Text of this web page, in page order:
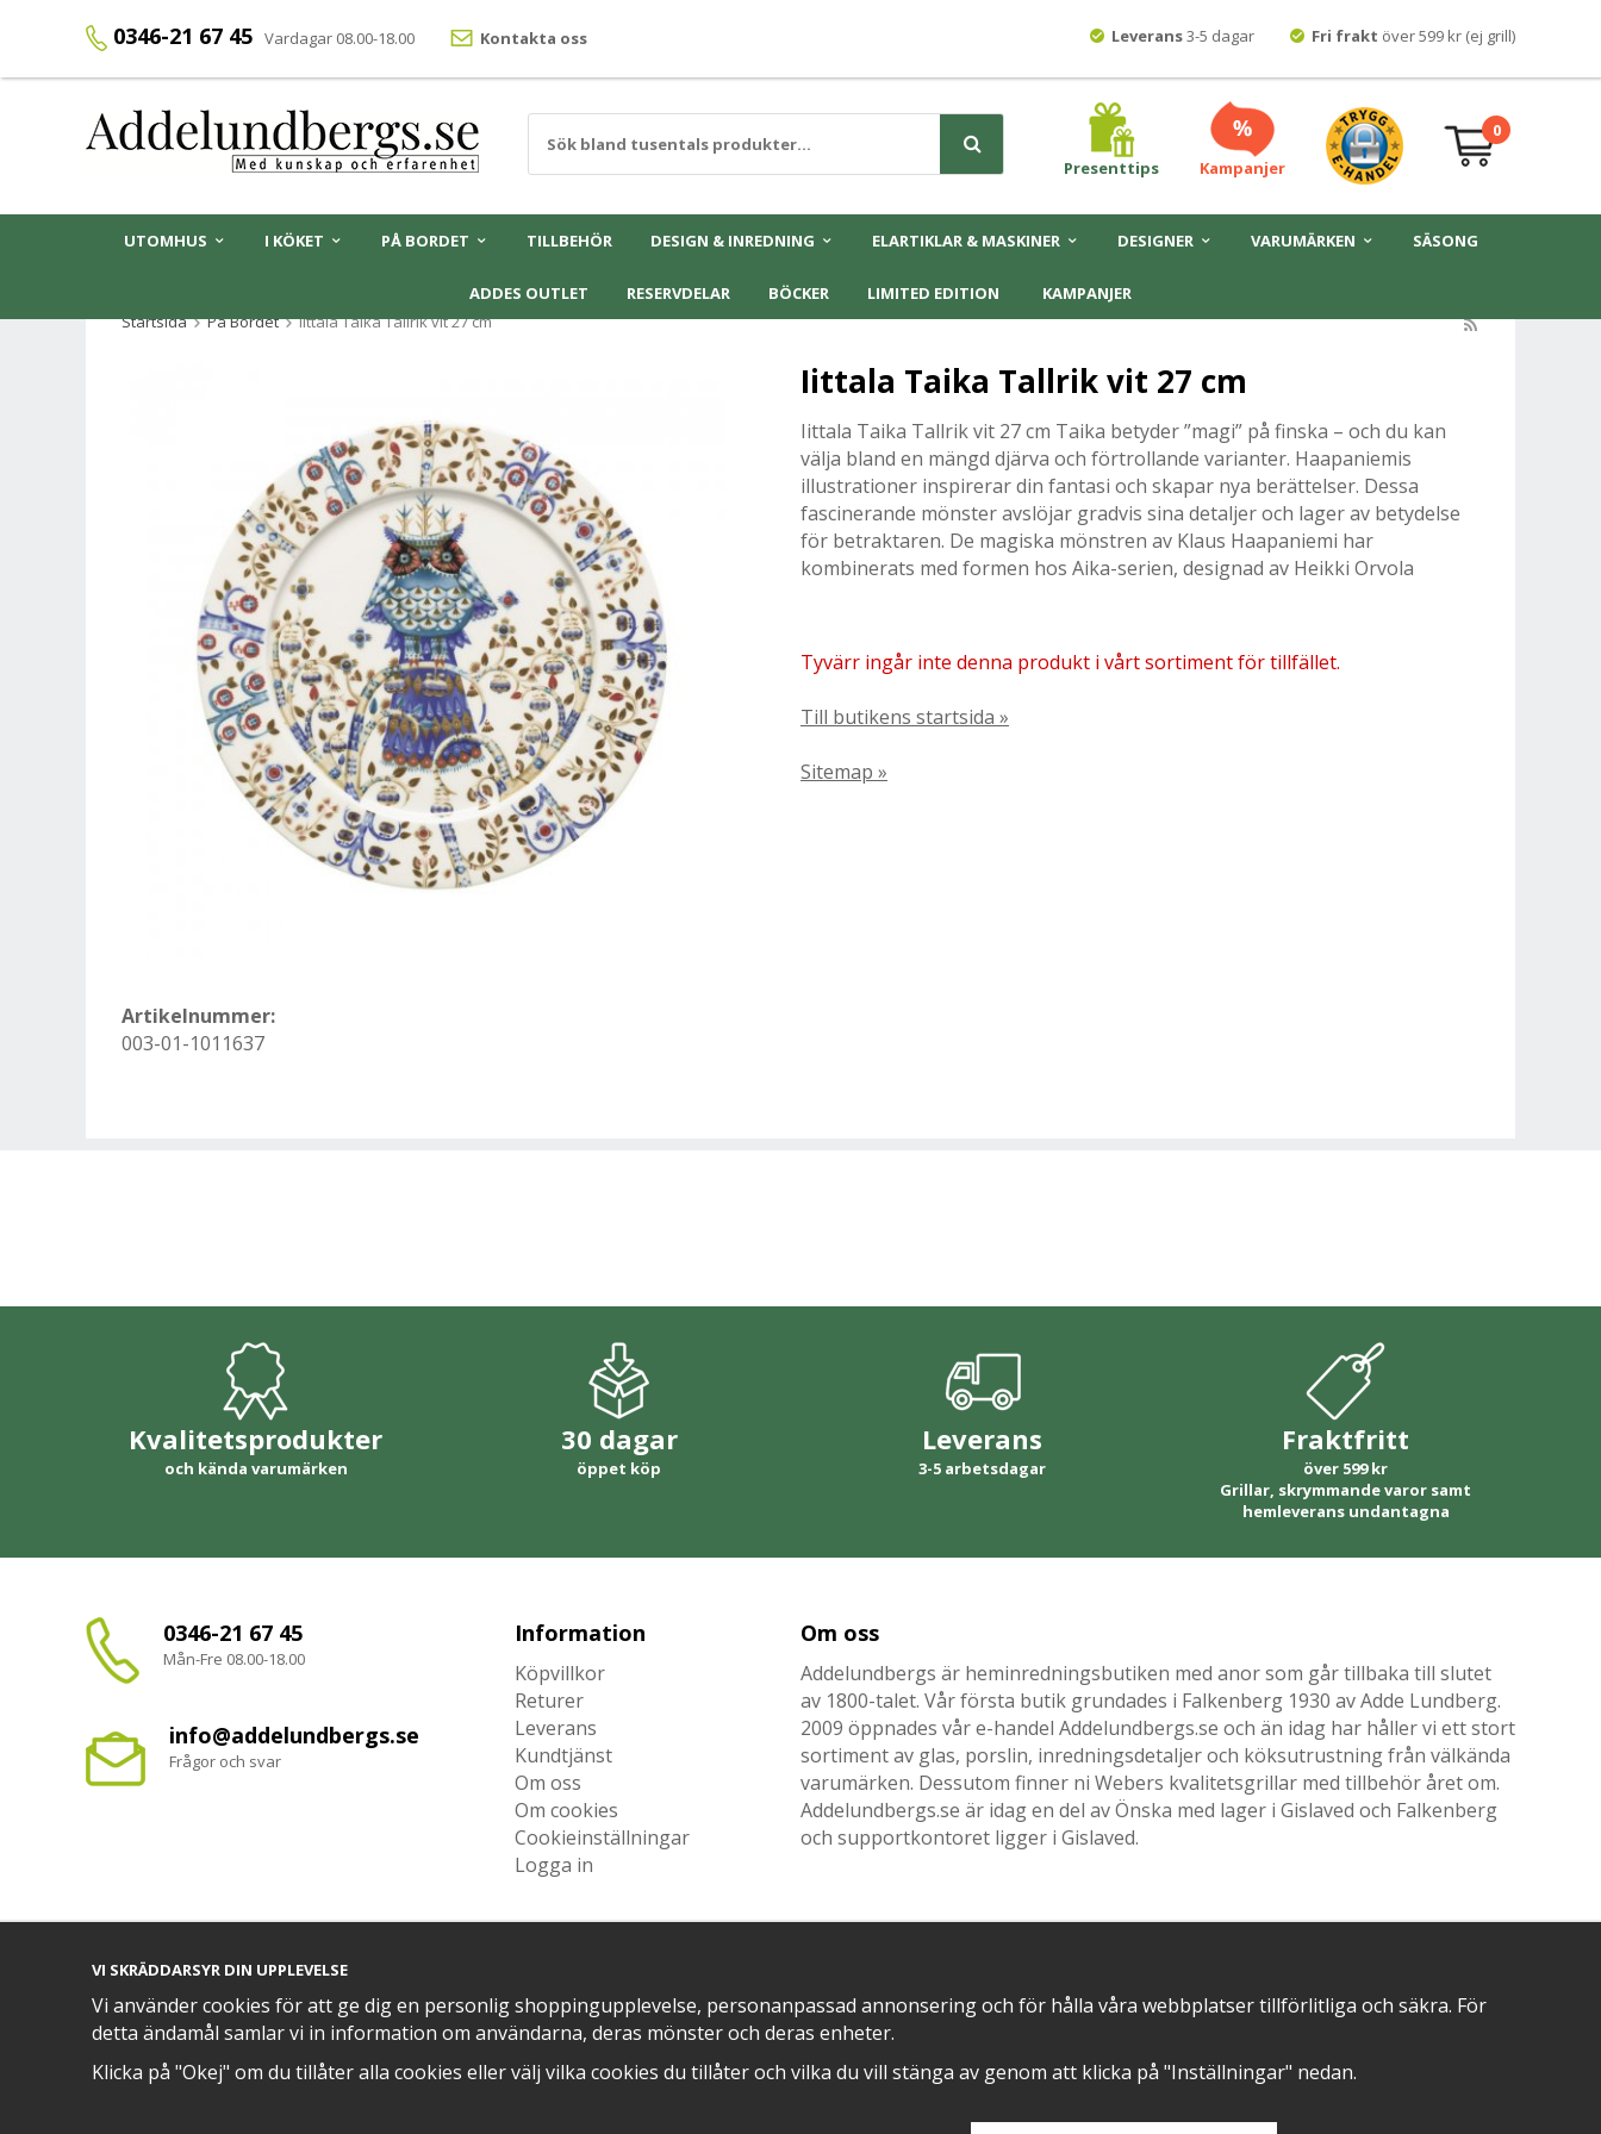
0346-21 67 45 Vardagar 08.00-18.00 Kontakta oss Leverans3-5 dagar Fri frakt över 599 kr (ej grill)
Presenttips Kampanjer
0
UTOMHUS I KÖKET PÅ BORDET TILLBEHÖR DESIGN & INREDNING ELARTIKLAR & MASKINER DESIGNER VARUMÄRKEN SÄSONG
ADDES OUTLET RESERVDELAR BÖCKER LIMITED EDITION
KAMPANJER
Startsida
På Bordet Iittala Taika Tallrik vit 27 cm
Iittala Taika Tallrik vit 27 cm
Iittala Taika Tallrik vit 27 cm Taika betyder ”magi” på finska – och du kan
välja bland en mängd djärva och förtrollande varianter. Haapaniemis
illustrationer inspirerar din fantasi och skapar nya berättelser. Dessa
fascinerande mönster avslöjar gradvis sina detaljer och lager av betydelse
för betraktaren. De magiska mönstren av Klaus Haapaniemi har
kombinerats med formen hos Aika-serien, designad av Heikki Orvola
Tyvärr ingår inte denna produkt i vårt sortiment för tillfället.
Till butikens startsida »
Sitemap »
Artikelnummer:
003-01-1011637
Kvalitetsprodukter
och kända varumärken
30 dagar
öppet köp
Leverans
3-5 arbetsdagar
Fraktfritt
över 599 kr
Grillar, skrymmande varor samt
hemleverans undantagna
0346-21 67 45
Mån-Fre 08.00-18.00
info@addelundbergs.se
Frågor och svar
Information
Köpvillkor
Returer
Leverans
Kundtjänst
Om oss
Om cookies
Cookieinställningar
Logga in
Om oss
Addelundbergs är heminredningsbutiken med anor som går tillbaka till slutet
av 1800-talet. Vår första butik grundades i Falkenberg 1930 av Adde Lundberg.
2009 öppnades vår e-handel Addelundbergs.se och än idag har håller vi ett stort
sortiment av glas, porslin, inredningsdetaljer och köksutrustning från välkända
varumärken. Dessutom finner ni Webers kvalitetsgrillar med tillbehör året om.
Addelundbergs.se är idag en del av Önska med lager i Gislaved och Falkenberg
och supportkontoret ligger i Gislaved.
POSITIVA OMDÖMEN PÅ
VI SKRÄDDARSYR DIN UPPLEVELSE
Vi använder cookies för att ge dig en personlig shoppingupplevelse, personanpassad annonsering och för hålla våra webbplatser tillförlitliga och säkra. För
detta ändamål samlar vi in information om användarna, deras mönster och deras enheter.
Klicka på "Okej" om du tillåter alla cookies eller välj vilka cookies du tillåter och vilka du vill stänga av genom att klicka på "Inställningar" nedan.